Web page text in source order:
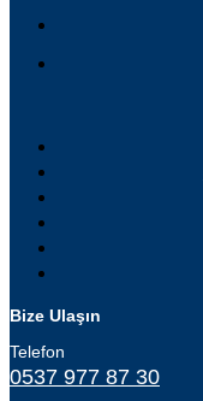
Bize Ulaşın
Telefon
0537 977 87 30